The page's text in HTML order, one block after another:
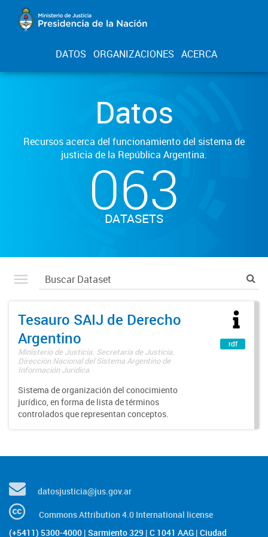
DATOS ORGANIZACIONES ACERCA
Datos
Recursos acerca del funcionamiento del sistema de
justicia de la República Argentina.
063
DATASETS
Tesauro SAIJ de Derecho
Argentino
Ministerio de Justicia. Secretaría de Justicia.
Dirección Nacional del Sistema Argentino de
Información Jurídica
Sistema de organización del conocimiento
jurídico, en forma de lista de términos
controlados que representan conceptos.
rdf
datosjusticia@jus.gov.ar
Commons Attribution 4.0 International license
(+5411) 5300-4000 | Sarmiento 329 | C 1041 AAG | Ciudad